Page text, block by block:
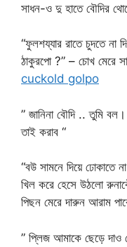
সাধন-ও দু হাতে বৌদির
“ফুলশয্যার রাতে চুদতে না
ঠাকুরপো ?” – চোখ মেরে
cuckold golpo
” জানিনা বৌদি .. তুমি
তাই করাব “
“বউ সামনে দিয়ে ঢোকাতে
খিল করে হেসে উঠলো
পিছন মেরে দারুন আরাম
” প্লিজ আমাকে ছেড়ে দাও